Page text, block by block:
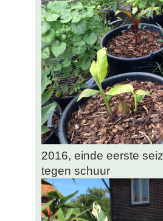
2016, einde eerste
tegen schuur